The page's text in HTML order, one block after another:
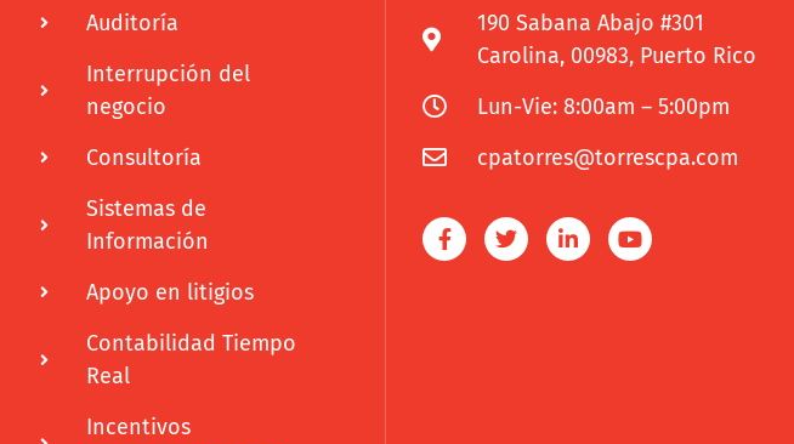
Auditoría
Interrupción del
negocio
Consultoría
Sistemas de
Información
Apoyo en litigios
Contabilidad Tiempo
Real
Incentivos
190 Sabana Abajo #301
Carolina, 00983, Puerto Rico
Lun-Vie: 8:00am – 5:00pm
cpatorres@torrescpa.com